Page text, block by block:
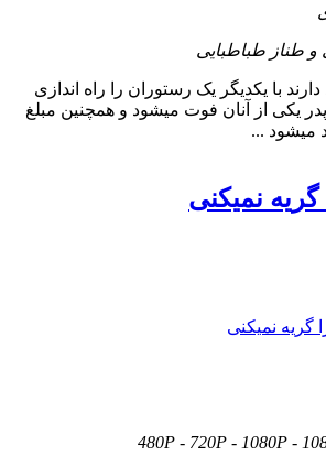
طناز طباطبایی
با یکدیگر یک رستوران را راه اندازی
پدر یکی از آنان فوت میشود و همچنین مبلغ
میشود ...
گریه نمیکنی
480P - 720P - 1080P -